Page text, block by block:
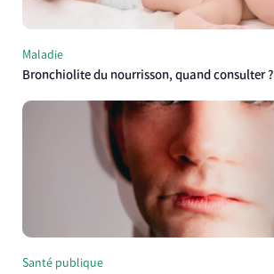
Maladie
Bronchiolite du nourrisson, quand consulter ?
Santé publique